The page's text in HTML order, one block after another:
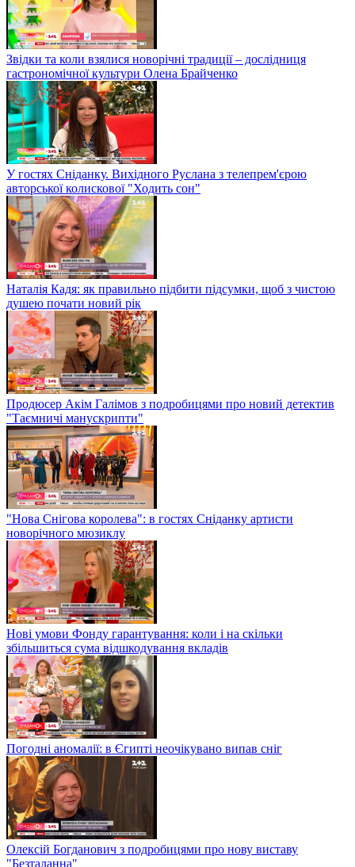
Звідки та коли взялися новорічні традиції – дослідниця
гастрономічної культури Олена Брайченко
У гостях Сніданку. Вихідного Руслана з телепрем'єрою
авторської колискової "Ходить сон"
Наталія Кадя: як правильно підбити підсумки, щоб з чистою
душею почати новий рік
Продюсер Акім Галімов з подробицями про новий детектив
"Таємничі манускрипти"
"Нова Снігова королева": в гостях Сніданку артисти
новорічного мюзиклу
Нові умови Фонду гарантування: коли і на скільки
збільшиться сума відшкодування вкладів
Погодні аномалії: в Єгипті неочікувано випав сніг
Олексій Богданович з подробицями про нову виставу
"Безталанна"